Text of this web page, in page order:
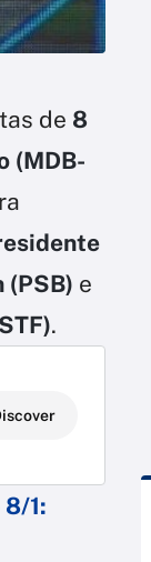
de 8
(MDB-
(PSB) e
.
1: